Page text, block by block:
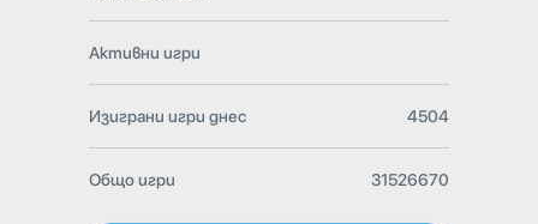
Активни игри
Изиграни игри днес 4504
Общо игри 31526670